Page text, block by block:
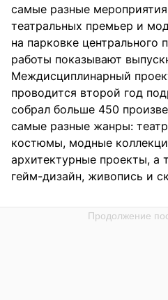
самые разные
театральных премьер и
на парковке центрального
работы показывают
Междисциплинарный
проводится второй год
собрал больше 450
самые разные жанры:
костюмы, модные
архитектурные проекты, а
гейм-дизайн, живопись и